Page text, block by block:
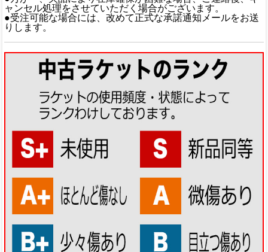
ャンセル処理をさせていただく場合がございます。
●受注可能な場合には、改めて正式な承諾通知メールをお送
りします。